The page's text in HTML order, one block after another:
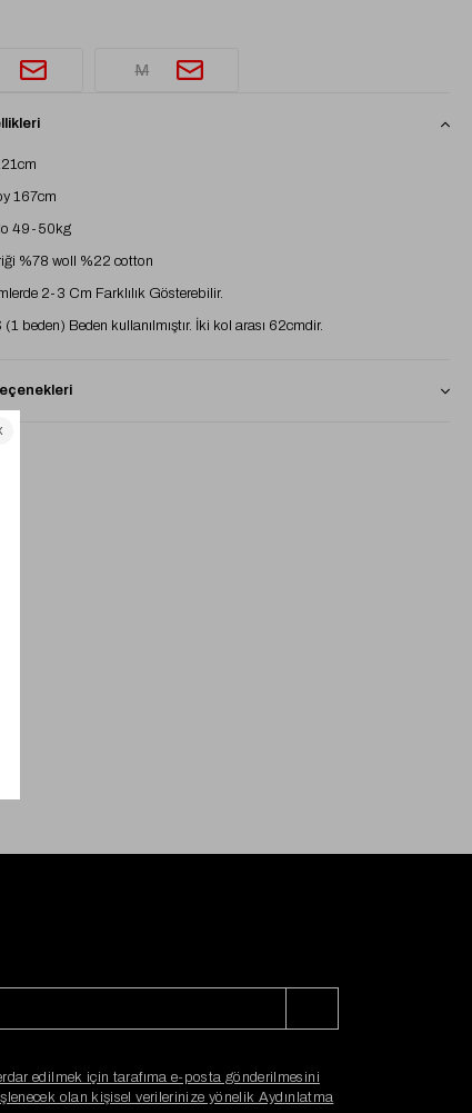
M
167cm
49-50kg
%78 woll %22 cotton
2-3 Cm Farklılık Gösterebilir.
beden) Beden kullanılmıştır. İki kol arası 62cmdir.
edilmek için tarafıma e-posta gönderilmesini
olan kişisel verilerinize yönelik Aydınlatma